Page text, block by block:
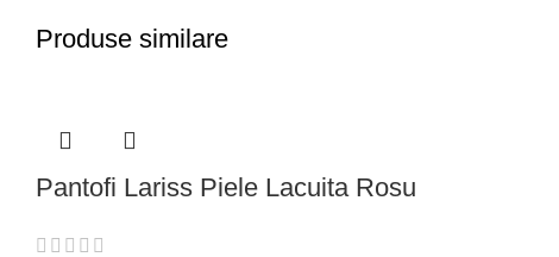
Produse similare
Pantofi Lariss Piele Lacuita Rosu